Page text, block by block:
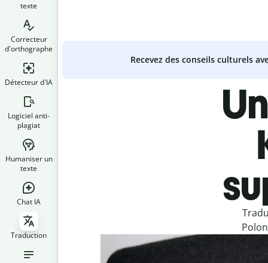
texte
Correcteur
d'orthographe
Détecteur d'IA
Logiciel anti-
plagiat
Humaniser un
texte
Chat IA
Traduction
Recevez des conseils culturels